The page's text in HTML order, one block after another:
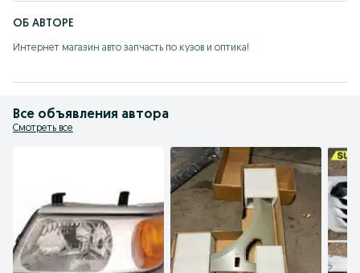
ОБ АВТОРЕ
Интернет магазин авто запчасть по кузов и оптика!
Все объявления автора
Смотреть все